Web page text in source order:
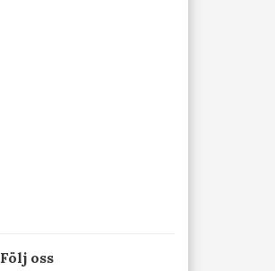
Följ oss